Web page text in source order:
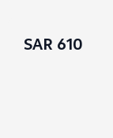
610 SAR